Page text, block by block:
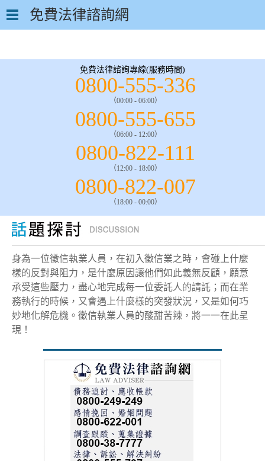
免費法律諮詢網
免費法律諮詢專線(服務時間)
0800-555-336
（00:00 - 06:00）
0800-555-655
（06:00 - 12:00）
0800-822-111
（12:00 - 18:00）
0800-822-007
（18:00 - 00:00）
身為一位徵信執業人員，在初入徵信業之時，會碰上什麼
樣的反對與阻力，是什麼原因讓他們如此義無反顧，願意
承受這些壓力，盡心地完成每一位委託人的請託；而在業
務執行的時候，又會遇上什麼樣的突發狀況，又是如何巧
妙地化解危機。徵信執業人員的酸甜苦辣，將一一在此呈
現！